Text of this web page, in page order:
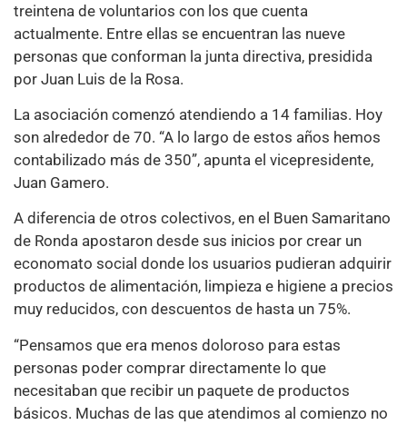
treintena de voluntarios con los que cuenta
actualmente. Entre ellas se encuentran las nueve
personas que conforman la junta directiva, presidida
por Juan Luis de la Rosa.
La asociación comenzó atendiendo a 14 familias. Hoy
son alrededor de 70. “A lo largo de estos años hemos
contabilizado más de 350”, apunta el vicepresidente,
Juan Gamero.
A diferencia de otros colectivos, en el Buen Samaritano
de Ronda apostaron desde sus inicios por crear un
economato social donde los usuarios pudieran adquirir
productos de alimentación, limpieza e higiene a precios
muy reducidos, con descuentos de hasta un 75%.
“Pensamos que era menos doloroso para estas
personas poder comprar directamente lo que
necesitaban que recibir un paquete de productos
básicos. Muchas de las que atendimos al comienzo no